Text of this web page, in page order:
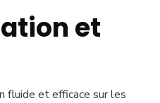
et
fluide et efficace sur les